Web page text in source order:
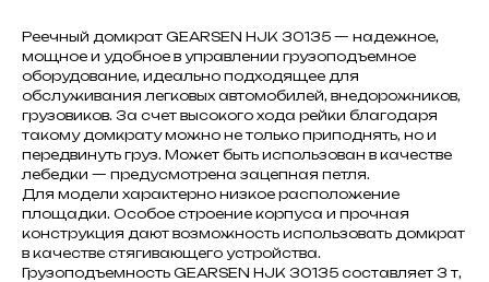
Реечный домкрат GEARSEN HJK 30135 — надежное,
мощное и удобное в управлении грузоподъемное
оборудование, идеально подходящее для
обслуживания легковых автомобилей, внедорожников,
грузовиков. За счет высокого хода рейки благодаря
такому домкрату можно не только приподнять, но и
передвинуть груз. Может быть использован в качестве
лебедки — предусмотрена зацепная петля.
Для модели характерно низкое расположение
площадки. Особое строение корпуса и прочная
конструкция дают возможность использовать домкрат
в качестве стягивающего устройства.
Грузоподъемность GEARSEN HJK 30135 составляет 3 т,